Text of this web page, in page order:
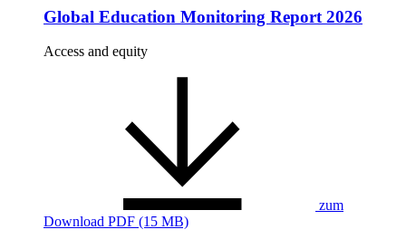
Global Education Monitoring Report 2026
Access and equity
zum
Download PDF (15 MB)